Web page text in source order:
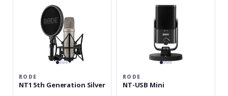
RODE
NT1 5th Generation Silver
RODE
NT-USB Mini